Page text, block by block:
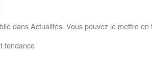
dansActualités. Vous pouvez le mettre
tendance